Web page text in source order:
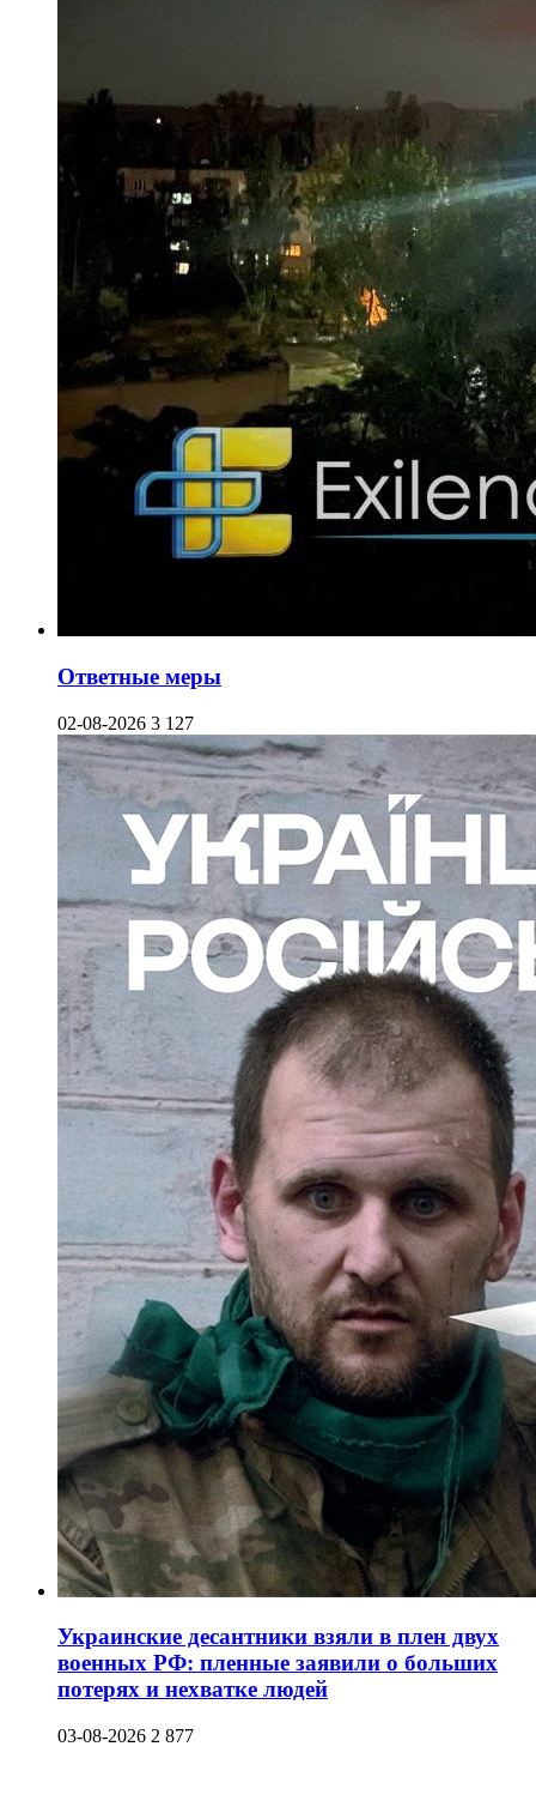
Ответные меры
02-08-2026 3 127
Украинские десантники взяли в плен двух
военных РФ: пленные заявили о больших
потерях и нехватке людей
03-08-2026 2 877